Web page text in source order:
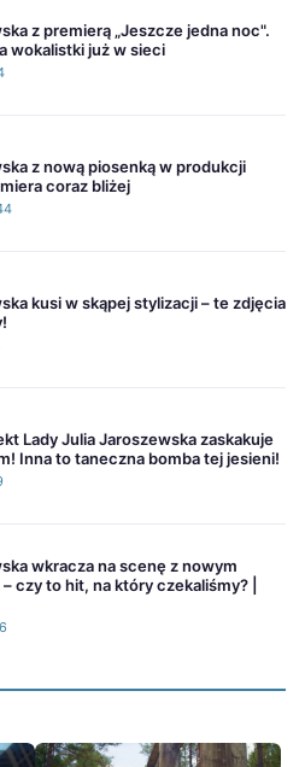
z premierą „Jeszcze jedna noc".
wokalistki już w sieci
z nową piosenką w produkcji
coraz bliżej
kusi w skąpej stylizacji – te zdjęcia
Lady Julia Jaroszewska zaskakuje
Inna to taneczna bomba tej jesieni!
wkracza na scenę z nowym
– czy to hit, na który czekaliśmy? |